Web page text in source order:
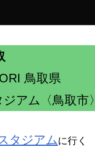
鳥取県
アム〈鳥取市〉
タジアムに行く